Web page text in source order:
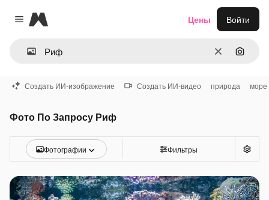
Close menu
Magnific
ОчиститьПоиск
Цены Войти
Создать ИИ-изображение Создать ИИ-видео природа море
Фото По Запросу Риф
Фотографии Фильтры